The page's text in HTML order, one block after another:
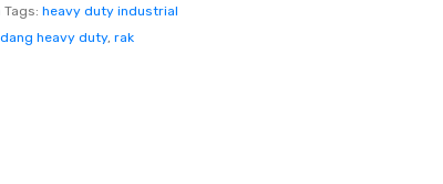
Tags: heavy duty industrial
heavy duty, rak